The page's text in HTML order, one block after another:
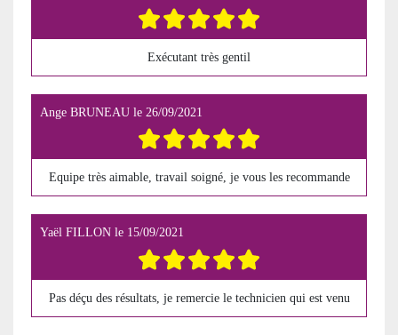
Exécutant très gentil
Ange BRUNEAU le 26/09/2021
Equipe très aimable, travail soigné, je vous les recommande
Yaël FILLON le 15/09/2021
Pas déçu des résultats, je remercie le technicien qui est venu